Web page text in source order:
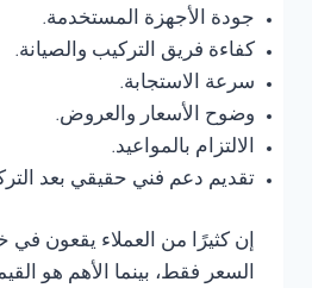
جودة الأجهزة المستخدمة.
كفاءة فريق التركيب والصيانة.
سرعة الاستجابة.
وضوح الأسعار والعروض.
الالتزام بالمواعيد.
تقديم دعم فني حقيقي بعد
إن كثيرًا من العملاء يقعون في
السعر فقط، بينما الأهم هو